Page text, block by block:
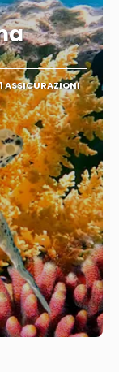
1 ASSICURAZIONI